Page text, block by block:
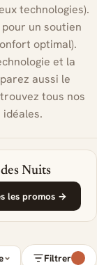
technologies).
un soutien
optimal).
et la
aussi le
tous nos
Nuits
les promos →
Filtrer